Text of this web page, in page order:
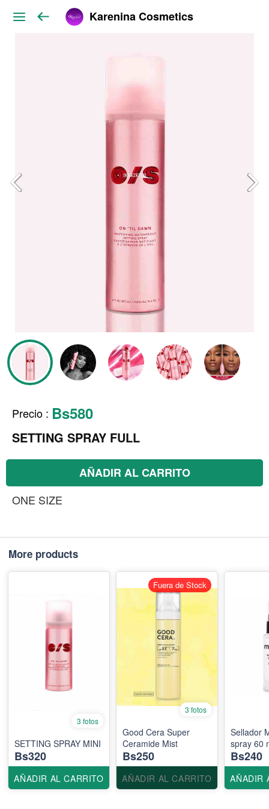
Karenina Cosmetics
Precio : Bs580
SETTING SPRAY FULL
AÑADIR AL CARRITO
ONE SIZE
More products
3 fotos
SETTING SPRAY MINI
Bs320
AÑADIR AL CARRITO
3 fotos
Good Cera Super
Ceramide Mist
Bs250
AÑADIR AL CARRITO
Fuera de Stock
Sellador
spray 60
Bs240
AÑADIR